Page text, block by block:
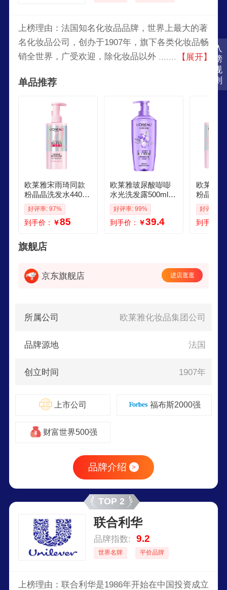
入
榜
规
则
上榜理由：法国知名化妆品品牌，世界上最大的著
名化妆品公司，创办于1907年，旗下各类化妆品畅
销全世界，广受欢迎，除化妆品以外，该集团还经
【展开】
单品推荐
欧莱雅宋雨琦同款
粉晶晶洗发水440ml
闪耀柔顺改善干枯
毛躁受损
好评率: 97%
到手价： ￥85
欧莱雅玻尿酸嘭嘭
水光洗发露500ml
蓬松控油水润洗发
水男
好评率: 99%
到手价： ￥39.4
欧莱雅
粉晶晶
素
改善毛
好评率:
到手价：
旗舰店
京东旗舰店 进店逛逛
所属公司 欧莱雅化妆品集团公司
品牌源地 法国
创立时间 1907年
上市公司 福布斯2000强
财富世界500强
品牌介绍 >
TOP 2
联合利华
品牌指数: 9.2
世界名牌 平价品牌
上榜理由：联合利华是1986年开始在中国投资成立